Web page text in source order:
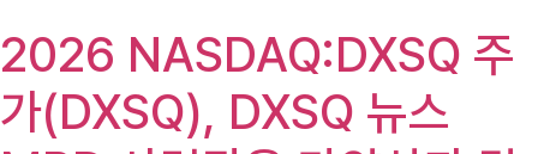
2026 NASDAQ:DXSQ 주
가(DXSQ), DXSQ 뉴스